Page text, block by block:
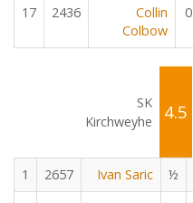
17 2436
Collin
Colbow
0
SK
Kirchweyhe
4.5
1
2657 Ivan Saric ½